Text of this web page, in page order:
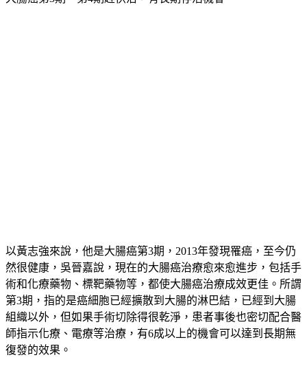
以黃志強來說，他是大腸癌第3期，2013年發現罹癌，至今仍
然很健康，吳晉嘉說，現在的大腸癌治療愈來愈進步，包括手
術和化療藥物、標靶藥物等，都使大腸癌治療成效更佳。所謂
第3期，指的是癌細胞已經擴散到大腸的淋巴結，已經到大腸
組織以外，但如果手術切除得很乾淨，患者事後也密切配合醫
師指示化療、電療等治療，有6成以上的機會可以達到長期無